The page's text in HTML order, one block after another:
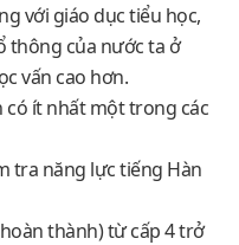
với giáo dục tiểu học,
thông của nước ta ở
vấn cao hơn.
có ít nhất một trong các
tra năng lực tiếng Hàn
thành) từ cấp 4 trở